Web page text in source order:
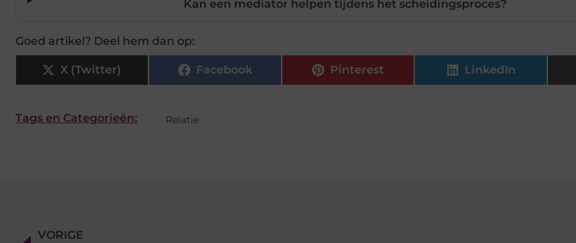
Kan een mediator helpen tijdens het scheidingsproces?
Goed artikel? Deel hem dan op:
X (Twitter) Facebook Pinterest LinkedIn
Tags en Categorieën: Relatie
VORIGE